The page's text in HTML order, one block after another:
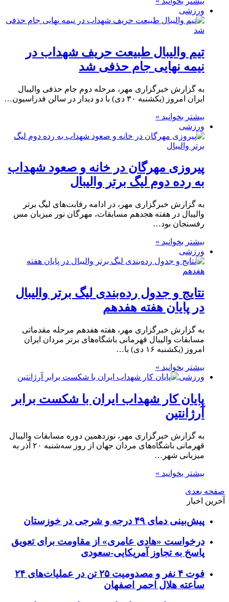
ورزشی
تیم والیبال طبیعت حریف شهداب در
نیمه نهایی جام حذفی شد
به گزارش خبرگزاری مهر، مرحله دوم جام حذفی والیبال
ایران امروز (یکشنبه ۳۰ دی) با دو دیدار در سالن فدراسیون…
بیشتر بخوانید »
ورزشی
پیروزی مهرگان در خانه و صعود شهداب
به رده دوم لیگ برتر والیبال
به گزارش خبرگزاری مهر، در ادامه رقابت‌های لیگ برتر
والیبال در هفته هجدهم مسابقات، مهرگان نور میزبان مس
رفسنجان بود…
بیشتر بخوانید »
ورزشی
نتایج و جدول رده‌بندی لیگ برتر والیبال
در پایان هفته هفدهم
به گزارش خبرگزاری مهر، هفته هفدهم مرحله مقدماتی
مسابقات والیبال قهرمانی باشگاه‌های برتر مردان ایران
امروز (یکشنبه ۱۶ دی) با…
بیشتر بخوانید »
ورزشی
پایان کار شهداب ایران با شکست برابر
آرژانتین
به گزارش خبرگزاری مهر، نوزدهمین دوره مسابقات والیبال
قهرمانی باشگاه‌های مردان جهان از روز سه‌شنبه ۲۰ آذر به
میزبانی شهر…
بیشتر بخوانید »
صفحه بعدی
آخرین اخبار
پیش‌بینی دمای ۴۹ درجه و شرجی در خوزستان
درخواست «هادی عامری» از مقاومت برای تعویق
پاسخ به تجاوز آمریکایی-سعودی
فوت ۴ نفر و مصدومیت ۲۵ تن در عملیات‌های ۲۴
ساعته هلال احمر اصفهان